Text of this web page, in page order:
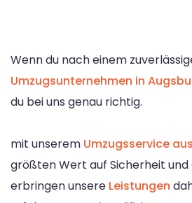
Wenn du nach einem
Umzugsunternehmen in
du bei uns genau richtig.
mit unserem Umzugsservice
größten Wert auf Sicherheit und
erbringen unsere Leistungen